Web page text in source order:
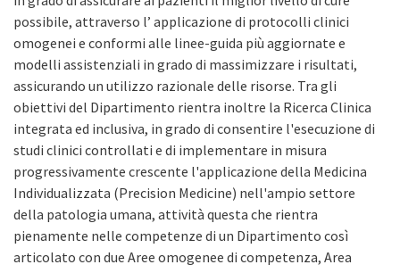
possibile, attraverso l’ applicazione di protocolli clinici
omogenei e conformi alle linee-guida più aggiornate e
modelli assistenziali in grado di massimizzare i risultati,
assicurando un utilizzo razionale delle risorse. Tra gli
obiettivi del Dipartimento rientra inoltre la Ricerca Clinica
integrata ed inclusiva, in grado di consentire l'esecuzione di
studi clinici controllati e di implementare in misura
progressivamente crescente l'applicazione della Medicina
Individualizzata (Precision Medicine) nell'ampio settore
della patologia umana, attività questa che rientra
pienamente nelle competenze di un Dipartimento così
articolato con due Aree omogenee di competenza, Area